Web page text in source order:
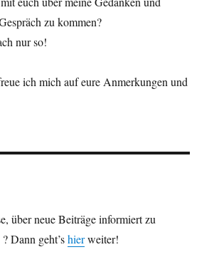
zu kommen?
nur so!
ich mich auf eure Anmerkungen und
über neue Beiträge informiert zu
Dann geht’shierweiter!